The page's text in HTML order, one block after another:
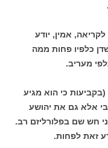
אמין, יודע
כלפיו פחות ממה
מעריב.
כי הוא מגיע
אלא גם את יהושע
חש שם בפלורליזם רב.
זאת לפחות.